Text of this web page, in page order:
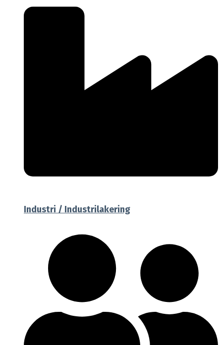
Industri / Industrilakering